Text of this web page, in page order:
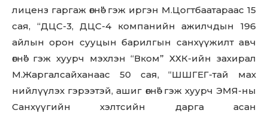
лиценз гаргаж өгнө” гэж иргэн М.Цогтбаатараас 15
сая, “ДЦС-3, ДЦС-4 компанийн ажилчдын 196
айлын орон сууцын барилгын санхүүжилт авч
өгнө” гэж хуурч мэхлэн “Вком” ХХК-ийн захирал
М.Жаргалсайханаас 50 сая, “ШШГЕГ-тай мах
нийлүүлэх гэрээтэй, ашиг өгнө” гэж хуурч ЭМЯ-ны
Санхүүгийн хэлтсийн дарга асан